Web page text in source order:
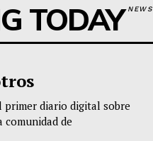
TODAYNEWS
primer diario digital sobre
de